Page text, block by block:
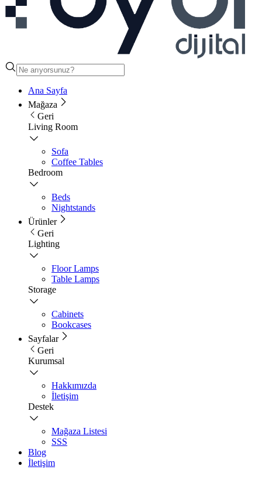
Ana Sayfa
Mağaza
Geri
Living Room
Sofa
Coffee Tables
Bedroom
Beds
Nightstands
Ürünler
Geri
Lighting
Floor Lamps
Table Lamps
Storage
Cabinets
Bookcases
Sayfalar
Geri
Kurumsal
Hakkımızda
İletişim
Destek
Mağaza Listesi
SSS
Blog
İletişim